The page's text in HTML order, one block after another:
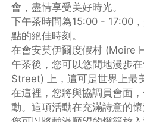
會，盡情享受美好時光。
下午茶時間為15:00 - 17:00
點的絕佳時刻。
在會安莫伊爾度假村 (Moire
午茶後，您可以悠閒地漫步
Street) 上，這可是世界上最
在這裡，您將與協調員會面
動。這項活動在充滿詩意的